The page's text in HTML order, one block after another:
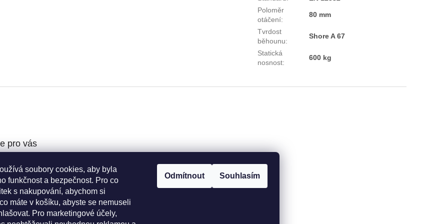
soubory cookies, aby byla
funkčnost a bezpečnost. Pro co
s nakupování, abychom si
máte v košíku, abyste se nemuseli
Pro marketingové účely,
Odmítnout Souhlasím
Poloměr
otáčení:
80 mm
Tvrdost
běhounu:
Shore A 67
Statická
nosnost:
600 kg
pro vás
osobních
řád
výběr koleček